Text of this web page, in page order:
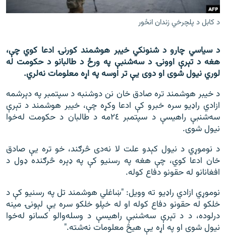
Azadi English
د ازادې اروپا/ ازادي راډيو ټولې پاڼې
د کابل د پلچرخي زندان انځور
د سیاسي چارو د شنونکي خیبر هوشمند کورنۍ ادعا کوي چې،
هغه د تېرې اوونۍ د سه‌شنبې په ورځ د طالبانو د حکومت له
لوري نیول شوی او دوی یې تر اوسه په اړه معلومات نه‌لري.
د خيبر هوشمند تره صادق خان نن دوشنبه د سپتمبر په دېرشمه
ازادي راډيو سره خبرو کې ادعا وکړه چې، خيبر هوشمند د تېرې
سه‌شنبې راهيسې د سپتمبر ٢٤مه د طالبان د حکومت له‌خوا
نيول شوى.
د نوموړي د نيول کېدو علت لا نه‌دى څرګند، خو تره یې صادق
خان ادعا کوي، چې هغه په رسنیو کې په ډېره څرګنده ډول د
افغانانو له حقونو دفاع کوله.
نوموړي ازادي راډيو ته وویل: "ښاغلي هوشمند تل په رسنيو کې د
خلکو له حقونو دفاع کوله او له خپلو خلکو سره يې لېونۍ مينه
درلوده، د د تېرې سه‌شنبې راهيسې د وسله‌والو کسانو له‌خوا
نيول شوى او په اړه يې هيڅ معلومات نه‌شته."